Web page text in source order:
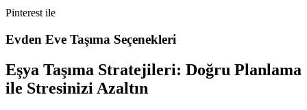
Pinterest ile
Evden Eve Taşıma Seçenekleri
Eşya Taşıma Stratejileri: Doğru Planlama
ile Stresinizi Azaltın